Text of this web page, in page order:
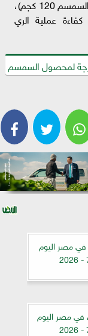
كيلوجرام (من 4 إلى 7 أرادب، حيث يزن إردب السمسم 120 كجم)،
عملية الري
لمحصول السمسم
في مصر اليوم
في مصر اليوم